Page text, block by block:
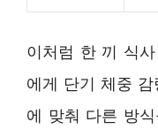
이처럼 한 끼 식
에게 단기 체중
에 맞춰 다른 방